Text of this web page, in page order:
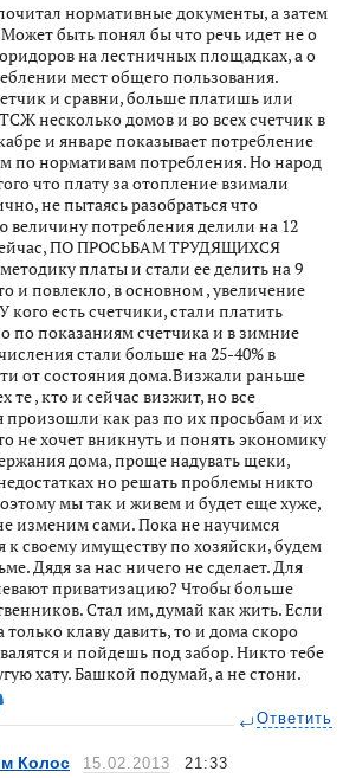
нормативные документы, а затем
быть понял бы что речь идет не о
на лестничных площадках, а о
мест общего пользования.
и сравни, больше платишь или
несколько домов и во всех счетчик в
и январе показывает потребление
по нормативам потребления. Но народ
что плату за отопление взимали
не пытаясь разобраться что
величину потребления делили на 12
ПО ПРОСЬБАМ ТРУДЯЩИХСЯ
платы и стали ее делить на 9
и повлекло, в основном , увеличение
кого есть счетчики, стали платить
по показаниям счетчика и в зимние
стали больше на 25-40% в
от состояния дома.Визжали раньше
те , кто и сейчас визжит, но все
произошли как раз по их просьбам и их
не хочет вникнуть и понять экономику
дома, проще надувать щеки,
но решать проблемы никто
мы так и живем и будет еще хуже,
изменим сами. Пока не научимся
к своему имуществу по хозяйски, будем
Дядя за нас ничего не сделает. Для
приватизацию? Чтобы больше
Стал им, думай как жить. Если
только клаву давить, то и дома скоро
и пойдешь под забор. Никто тебе
хату. Башкой подумай, а не стони.
Ответить
Колос 15.02.2013 21:33